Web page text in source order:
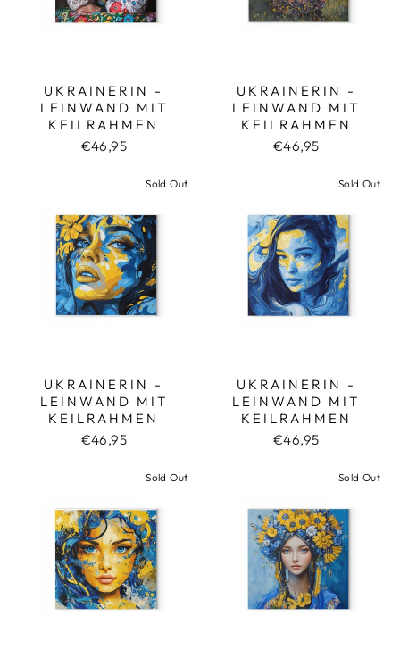
UKRAINERIN -
LEINWAND MIT
KEILRAHMEN
€46,95
UKRAINERIN -
LEINWAND MIT
KEILRAHMEN
€46,95
Sold Out
UKRAINERIN -
LEINWAND MIT
KEILRAHMEN
€46,95
Sold Out
UKRAINERIN -
LEINWAND MIT
KEILRAHMEN
€46,95
Sold Out Sold Out